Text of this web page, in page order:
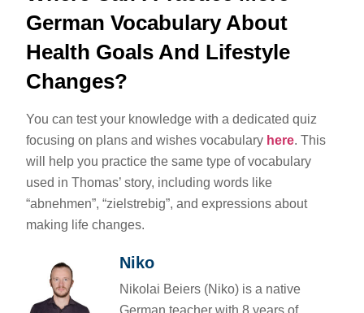
German Vocabulary About
Health Goals And Lifestyle
Changes?
You can test your knowledge with a dedicated quiz
focusing on plans and wishes vocabulary here. This
will help you practice the same type of vocabulary
used in Thomas’ story, including words like
“abnehmen”, “zielstrebig”, and expressions about
making life changes.
Niko
Nikolai Beiers (Niko) is a native
German teacher with 8 years of